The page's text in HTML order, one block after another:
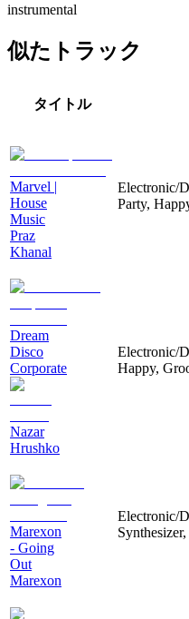
instrumental
似たトラック
タイトル
Marvel |
House
Music
Praz
Khanal
Electronic/
Party,
Dream
Disco
Corporate
Nazar
Hrushko
Electronic/
Happy,
Marexon
- Going
Out
Marexon
Electronic/